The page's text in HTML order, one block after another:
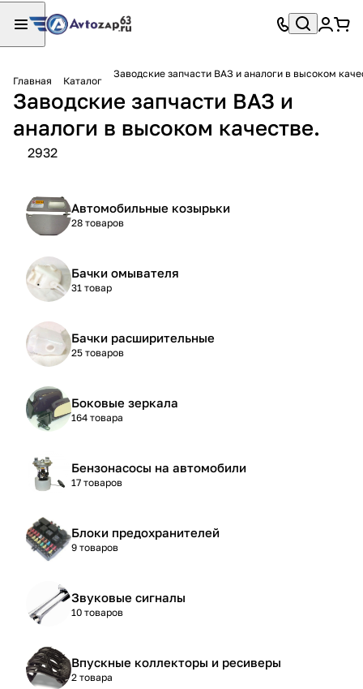
Главная Каталог
Заводские запчасти ВАЗ и аналоги в высоком
Заводские запчасти ВАЗ и
аналоги в высоком качестве.
2932
Автомобильные козырьки
28 товаров
Бачки омывателя
31 товар
Бачки расширительные
25 товаров
Боковые зеркала
164 товара
Бензонасосы на автомобили
17 товаров
Блоки предохранителей
9 товаров
Звуковые сигналы
10 товаров
Впускные коллекторы и ресиверы
2 товара